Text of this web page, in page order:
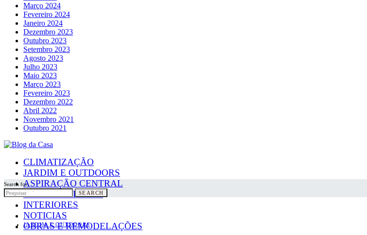
Março 2024
Fevereiro 2024
Janeiro 2024
Dezembro 2023
Outubro 2023
Setembro 2023
Agosto 2023
Julho 2023
Maio 2023
Março 2023
Fevereiro 2023
Dezembro 2022
Abril 2022
Novembro 2021
Outubro 2021
CLIMATIZAÇÃO
JARDIM E OUTDOORS
ASPIRAÇÃO CENTRAL
PAINÉIS SOLARES
INTERIORES
NOTICIAS
OBRAS E REMODELAÇÕES
Search for:
SEARCH
JARDIM E OUTDOORS